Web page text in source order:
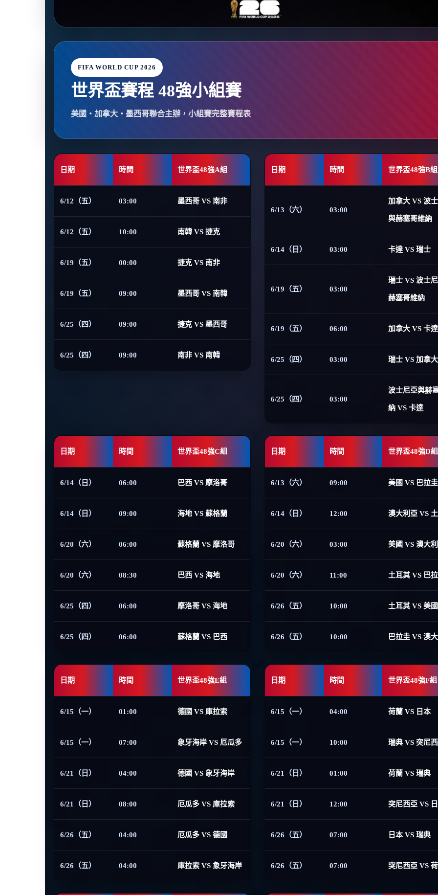
FIFA WORLD CUP 2026
世界盃賽程 48強小組賽
美國・加拿大・墨西哥聯合主辦，小組賽完整賽程表
日期 時間 世界盃48強A組
6/12（五） 03:00 墨西哥 VS 南非
6/12（五） 10:00 南韓 VS 捷克
6/19（五） 00:00 捷克 VS 南非
6/19（五） 09:00 墨西哥 VS 南韓
6/25（四） 09:00 捷克 VS 墨西哥
6/25（四） 09:00 南非 VS 南韓
日期 時間 世界盃48強B組
6/13（六） 03:00
加拿大 VS 波
與赫塞哥維納
6/14（日） 03:00 卡達 VS 瑞士
6/19（五） 03:00
瑞士 VS 波士
赫塞哥維納
6/19（五） 06:00 加拿大 VS 卡達
6/25（四） 03:00 瑞士 VS 加拿大
6/25（四） 03:00
波士尼亞與赫
納 VS 卡達
日期 時間 世界盃48強C組
6/14（日） 06:00 巴西 VS 摩洛哥
6/14（日） 09:00 海地 VS 蘇格蘭
6/20（六） 06:00 蘇格蘭 VS 摩洛哥
6/20（六） 08:30 巴西 VS 海地
6/25（四） 06:00 摩洛哥 VS 海地
6/25（四） 06:00 蘇格蘭 VS 巴西
日期 時間 世界盃48強D組
6/13（六） 09:00 美國 VS 巴拉圭
6/14（日） 12:00 澳大利亞 VS
6/20（六） 03:00 美國 VS 澳大
6/20（六） 11:00 土耳其 VS 巴
6/26（五） 10:00 土耳其 VS 美國
6/26（五） 10:00 巴拉圭 VS 澳
日期 時間 世界盃48強E組
6/15（一） 01:00 德國 VS 庫拉索
6/15（一） 07:00 象牙海岸 VS 厄瓜多
6/21（日） 04:00 德國 VS 象牙海岸
6/21（日） 08:00 厄瓜多 VS 庫拉索
6/26（五） 04:00 厄瓜多 VS 德國
6/26（五） 04:00 庫拉索 VS 象牙海岸
日期 時間 世界盃48強F組
6/15（一） 04:00 荷蘭 VS 日本
6/15（一） 10:00 瑞典 VS 突尼
6/21（日） 01:00 荷蘭 VS 瑞典
6/21（日） 12:00 突尼西亞 VS
6/26（五） 07:00 日本 VS 瑞典
6/26（五） 07:00 突尼西亞 VS